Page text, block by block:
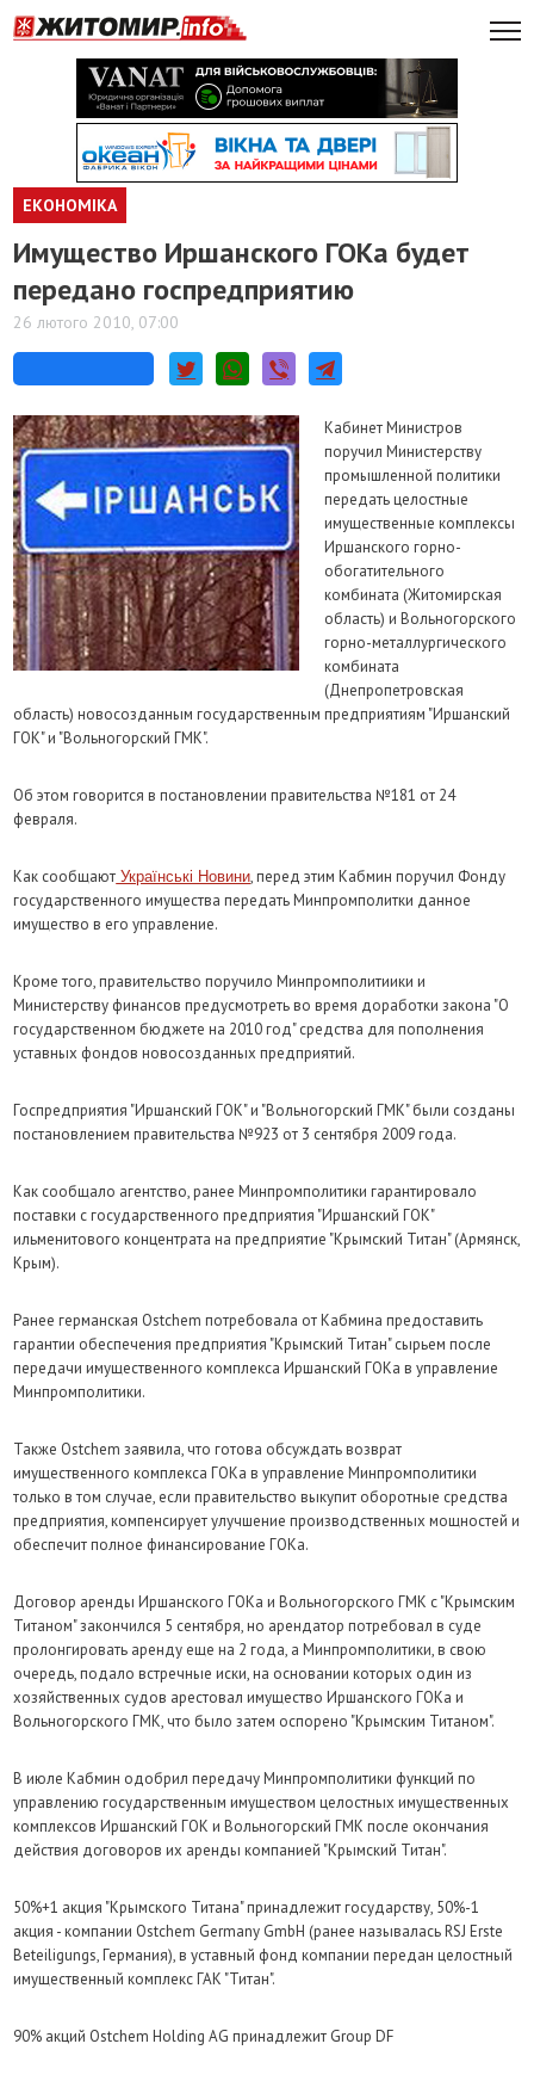
ЕКОНОМІКА
Имущество Иршанского ГОКа будет
передано госпредприятию
26 лютого 2010, 07:00
Кабинет Министров
поручил Министерству
промышленной политики
передать целостные
имущественные комплексы
Иршанского горно-
обогатительного
комбината (Житомирская
область) и Вольногорского
горно-металлургического
комбината
(Днепропетровская
область) новосозданным государственным предприятиям "Иршанский
ГОК" и "Вольногорский ГМК".
Об этом говорится в постановлении правительства №181 от 24
февраля.
Как сообщают Українські Новини, перед этим Кабмин поручил Фонду
государственного имущества передать Минпромполитки данное
имущество в его управление.
Кроме того, правительство поручило Минпромполитиики и
Министерству финансов предусмотреть во время доработки закона "О
государственном бюджете на 2010 год" средства для пополнения
уставных фондов новосозданных предприятий.
Госпредприятия "Иршанский ГОК" и "Вольногорский ГМК" были созданы
постановлением правительства №923 от 3 сентября 2009 года.
Как сообщало агентство, ранее Минпромполитики гарантировало
поставки с государственного предприятия "Иршанский ГОК"
ильменитового концентрата на предприятие "Крымский Титан" (Армянск,
Крым).
Ранее германская Ostсhem потребовала от Кабмина предоставить
гарантии обеспечения предприятия "Крымский Титан" сырьем после
передачи имущественного комплекса Иршанский ГОКа в управление
Минпромполитики.
Также Ostсhem заявила, что готова обсуждать возврат
имущественного комплекса ГОКа в управление Минпромполитики
только в том случае, если правительство выкупит оборотные средства
предприятия, компенсирует улучшение производственных мощностей и
обеспечит полное финансирование ГОКа.
Договор аренды Иршанского ГОКа и Вольногорского ГМК с "Крымским
Титаном" закончился 5 сентября, но арендатор потребовал в суде
пролонгировать аренду еще на 2 года, а Минпромполитики, в свою
очередь, подало встречные иски, на основании которых один из
хозяйственных судов арестовал имущество Иршанского ГОКа и
Вольногорского ГМК, что было затем оспорено "Крымским Титаном".
В июле Кабмин одобрил передачу Минпромполитики функций по
управлению государственным имуществом целостных имущественных
комплексов Иршанский ГОК и Вольногорский ГМК после окончания
действия договоров их аренды компанией "Крымский Титан".
50%+1 акция "Крымского Титана" принадлежит государству, 50%-1
акция - компании Ostchem Germany GmbH (ранее называлась RSJ Erste
Beteiligungs, Германия), в уставный фонд компании передан целостный
имущественный комплекс ГАК "Титан".
90% акций Ostchem Holding AG принадлежит Group DF